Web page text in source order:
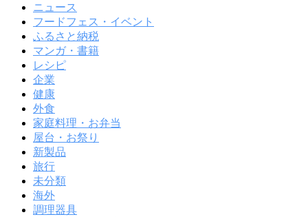
ニュース
フードフェス・イベント
ふるさと納税
マンガ・書籍
レシピ
企業
健康
外食
家庭料理・お弁当
屋台・お祭り
新製品
旅行
未分類
海外
調理器具